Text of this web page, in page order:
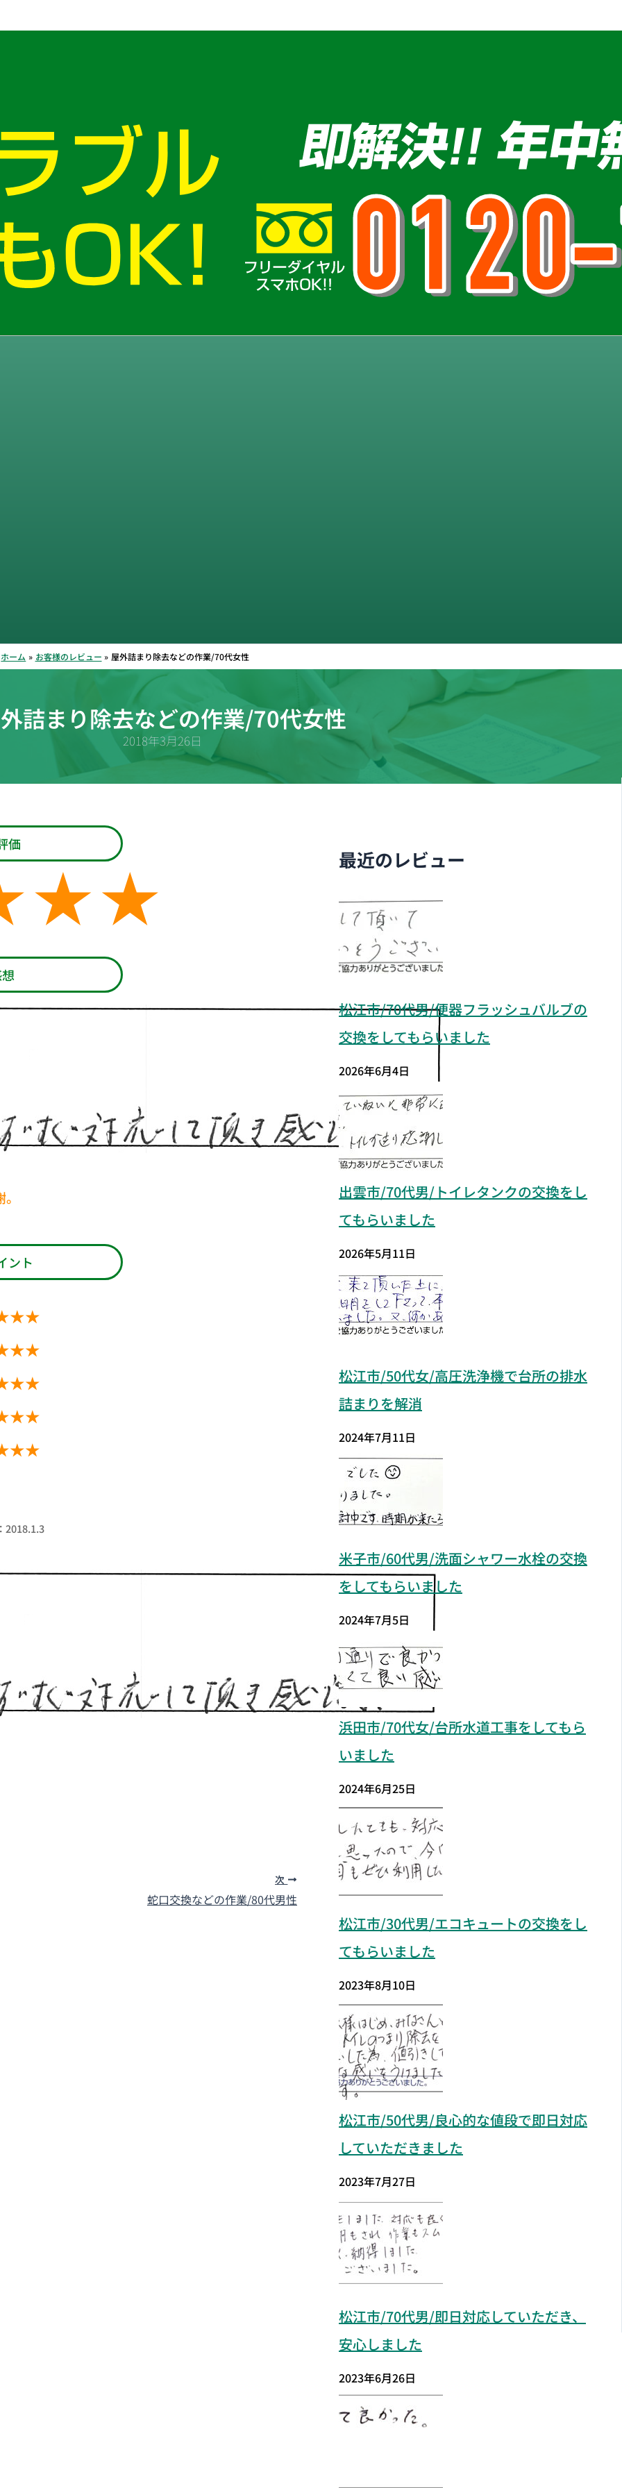
ホーム お客様のレビュー 屋外詰まり除去などの作業/70代女性
詰まり除去などの作業/70代女性
2018年3月26日
価
ント
2018.1.3
次
蛇口交換などの作業/80代男性
最近のレビュー
松江市/70代男/便器フラッシュバルブの
交換をしてもらいました
2026年6月4日
出雲市/70代男/トイレタンクの交換をし
てもらいました
2026年5月11日
松江市/50代女/高圧洗浄機で台所の排水
詰まりを解消
2024年7月11日
米子市/60代男/洗面シャワー水栓の交換
をしてもらいました
2024年7月5日
浜田市/70代女/台所水道工事をしてもら
いました
2024年6月25日
松江市/30代男/エコキュートの交換をし
てもらいました
2023年8月10日
松江市/50代男/良心的な値段で即日対応
していただきました
2023年7月27日
松江市/70代男/即日対応していただき、
安心しました
2023年6月26日